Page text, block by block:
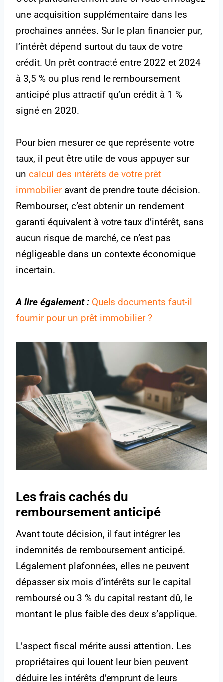
une acquisition supplémentaire dans les
prochaines années. Sur le plan financier pur,
l’intérêt dépend surtout du taux de votre
crédit. Un prêt contracté entre 2022 et 2024
à 3,5 % ou plus rend le remboursement
anticipé plus attractif qu’un crédit à 1 %
signé en 2020.
Pour bien mesurer ce que représente votre
taux, il peut être utile de vous appuyer sur
un calcul des intérêts de votre prêt
immobilieravant de prendre toute décision.
Rembourser, c’est obtenir un rendement
garanti équivalent à votre taux d’intérêt, sans
aucun risque de marché, ce n’est pas
négligeable dans un contexte économique
incertain.
A lire également : Quels documents faut-il
fournir pour un prêt immobilier ?
Les frais cachés du
remboursement anticipé
Avant toute décision, il faut intégrer les
indemnités de remboursement anticipé.
Légalement plafonnées, elles ne peuvent
dépasser six mois d’intérêts sur le capital
remboursé ou 3 % du capital restant dû, le
montant le plus faible des deux s’applique.
L’aspect fiscal mérite aussi attention. Les
propriétaires qui louent leur bien peuvent
déduire les intérêts d’emprunt de leurs